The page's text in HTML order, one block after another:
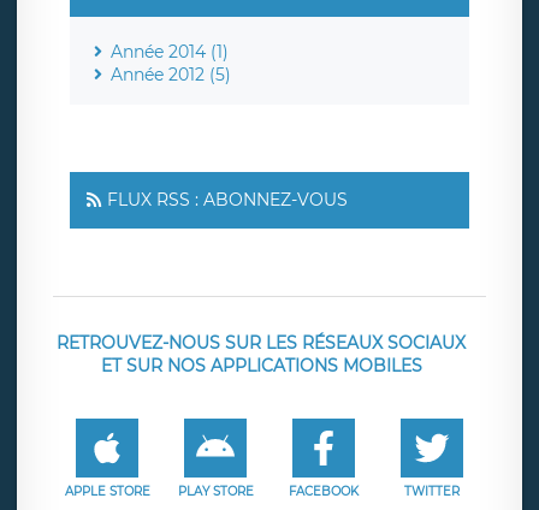
Année 2014 (1)
Année 2012 (5)
FLUX RSS : ABONNEZ-VOUS
RETROUVEZ-NOUS SUR LES RÉSEAUX SOCIAUX
ET SUR NOS APPLICATIONS MOBILES
APPLE STORE PLAY STORE FACEBOOK TWITTER